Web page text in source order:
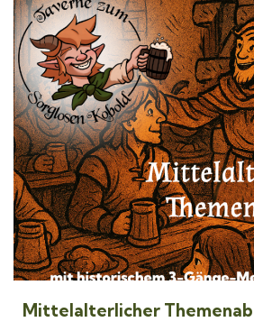
Mittelalterlicher